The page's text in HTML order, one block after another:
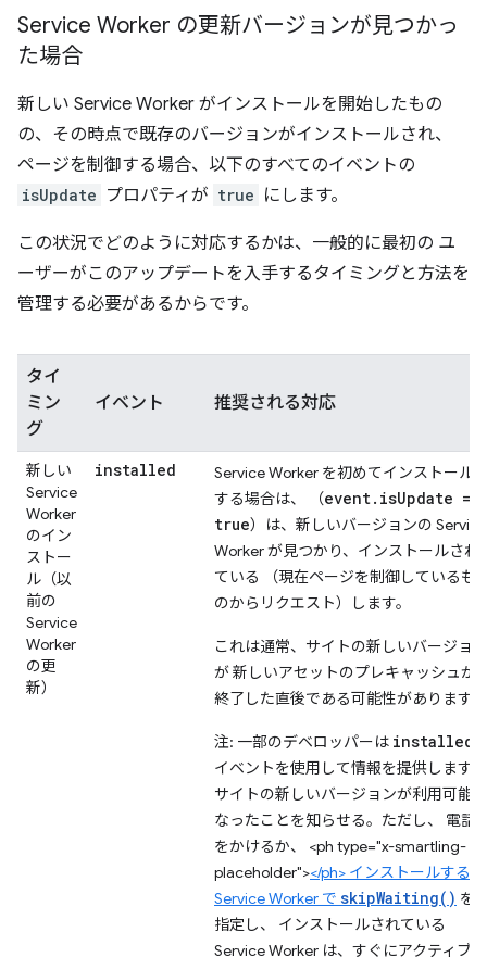
Service Worker の更新バージョンが見つかっ
た場合
新しい Service Worker がインストールを開始したもの
の、その時点で既存のバージョンがインストールされ、
ページを制御する場合、以下のすべてのイベントの
isUpdate プロパティが true にします。
この状況でどのように対応するかは、一般的に最初の ユ
ーザーがこのアップデートを入手するタイミングと方法を
管理する必要があるからです。
タイ
ミン
グ
イベント 推奨される対応
新しい
Service
Worker
のイン
ストー
ル（以
前の
Service
Worker
の更
新）
installed
Service Worker を初めてインストール
する場合は、 （event.isUpdate ===
true）は、新しいバージョンの Service
Worker が見つかり、インストールされ
ている （現在ページを制御しているも
のからリクエスト）します。
これは通常、サイトの新しいバージョン
が 新しいアセットのプレキャッシュが
終了した直後である可能性があります。
注: 一部のデベロッパーは installed
イベントを使用して情報を提供します。
サイトの新しいバージョンが利用可能に
なったことを知らせる。ただし、 電話
をかけるか、 <ph type="x-smartling-
placeholder"></ph> インストールする
Service Worker で skipWaiting() を
指定し、 インストールされている
Service Worker は、すぐにアクティブに